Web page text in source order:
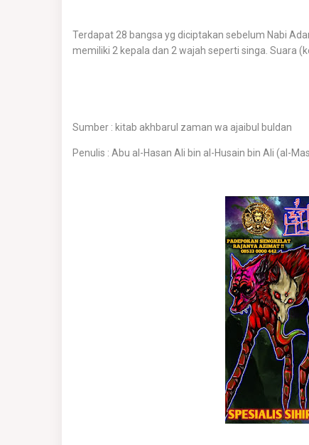
Terdapat 28 bangsa yg diciptakan sebelum Nabi
memiliki 2 kepala dan 2 wajah seperti singa. Suara
Sumber : kitab akhbarul zaman wa ajaibul buldan
Penulis : Abu al-Hasan Ali bin al-Husain bin Ali (al-